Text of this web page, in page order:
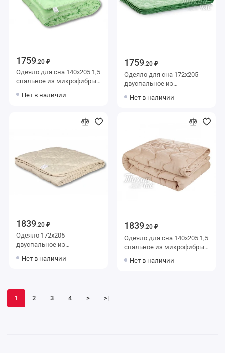
1759.20 ₽
Одеяло для сна 140х205 1,5
спальное из микрофибры
силиконизированное
Нет в наличии
1759.20 ₽
Одеяло для сна 172х205
двуспальное из
бамбук,
Нет в наличии
1839.20 ₽
Одеяло 172х205
двуспальное из
льняное волокно,
Нет в наличии
1839.20 ₽
Одеяло для сна 140х205 1,5
спальное из микрофибры
верблюжья,
Нет в наличии
1 2 3 4 > >|